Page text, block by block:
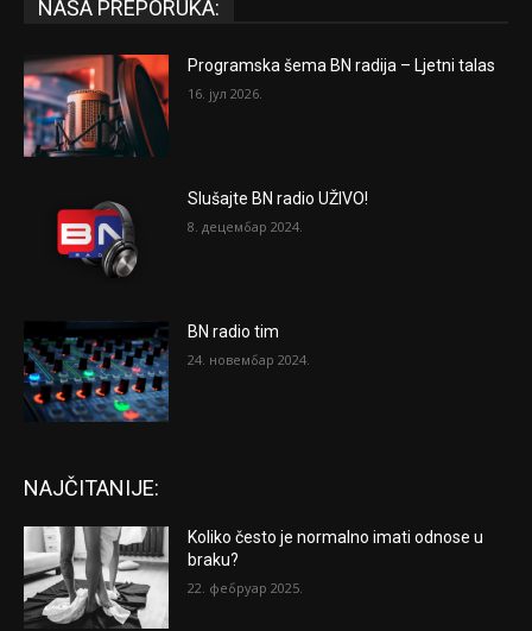
NAŠA PREPORUKA:
Programska šema BN radija – Ljetni talas
16. јул 2026.
Slušajte BN radio UŽIVO!
8. децембар 2024.
BN radio tim
24. новембар 2024.
NAJČITANIJE:
Koliko često je normalno imati odnose u
braku?
22. фебруар 2025.